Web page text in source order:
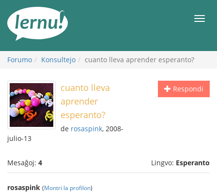
enhavo
Forumo Konsultejo cuanto lleva aprender esperanto?
Respondi
cuanto lleva
aprender
esperanto?
de rosaspink, 2008-
julio-13
Mesaĝoj: 4 Lingvo: Esperanto
rosaspink (Montri la profilon)